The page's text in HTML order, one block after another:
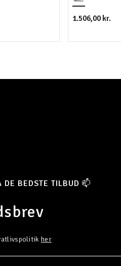
1.506,00 kr.
DE BEDSTE TILBUD 📫
her